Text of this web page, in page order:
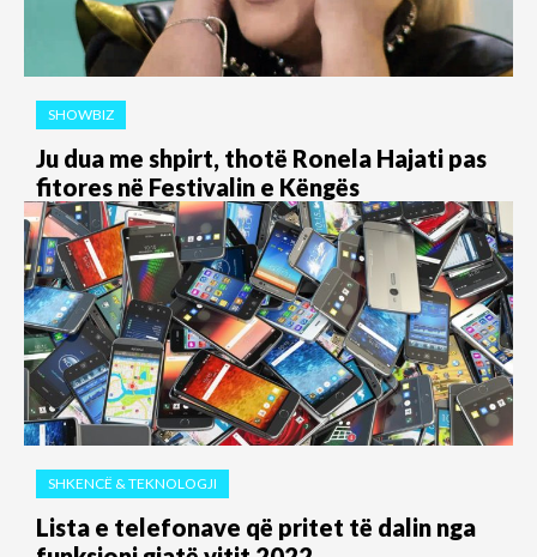
SHOWBIZ
Ju dua me shpirt, thotë Ronela Hajati pas
fitores në Festivalin e Këngës
SHKENCË & TEKNOLOGJI
Lista e telefonave që pritet të dalin nga